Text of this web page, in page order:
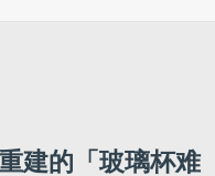
建的「玻璃杯难